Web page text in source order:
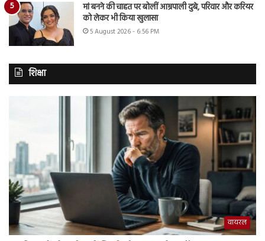
मां बनने की चाहत पर बोलीं आम्रपाली दुबे, परिवार और करियर
को लेकर भी किया खुलासा
5 August 2026 - 6:56 PM
शिक्षा
वायरल